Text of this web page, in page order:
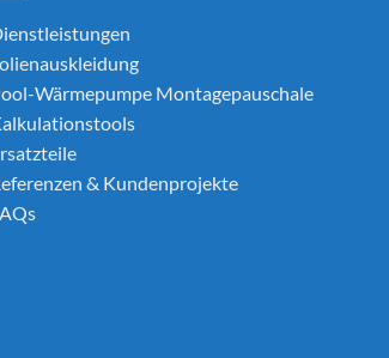
Wärmepumpe Montagepauschale
& Kundenprojekte